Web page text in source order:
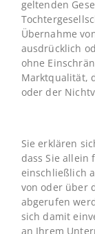
geltenden
Übernahme
ausdrücklich
ohne
Marktqualität,
oder der
Sie erklären
dass Sie allein
einschließlich
von oder über
abgerufen
sich damit
an Ihrem